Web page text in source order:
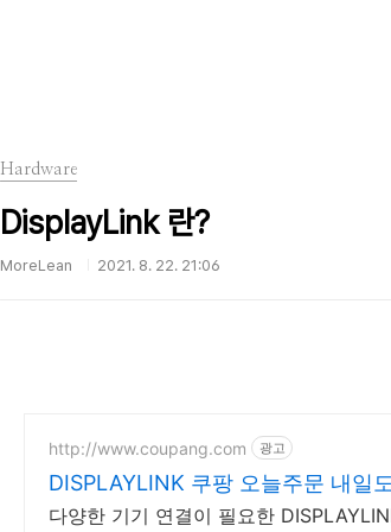
Hardware
DisplayLink 란?
MoreLean 2021. 8. 22. 21:06
http://www.coupang.com 광고
DISPLAYLINK 쿠팡 오늘주문 내일
다양한 기기 연결이 필요한